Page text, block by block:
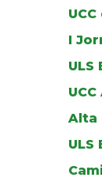
I
Alta